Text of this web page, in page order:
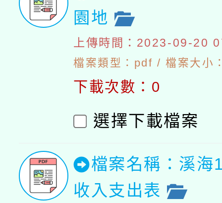
園地
上傳時間：2023-09-20
檔案類型：pdf / 檔案大小
下載次數：0
選擇下載檔案
檔案名稱：溪海
收入支出表